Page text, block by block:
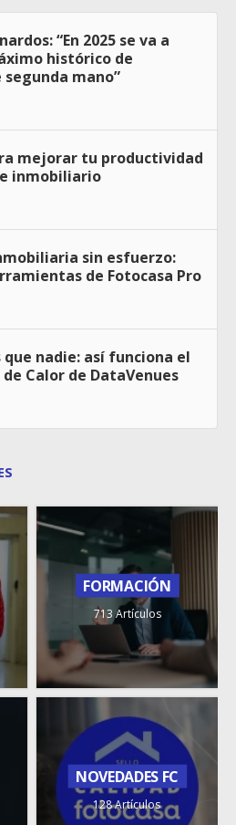
“En 2025 se va a
histórico de
mano”
mejorar tu productividad
inmobiliario
sin esfuerzo:
de Fotocasa Pro
nadie: así funciona el
Calor de DataVenues
FORMACIÓN
713 Artículos
NOVEDADES FC
128 Artículos